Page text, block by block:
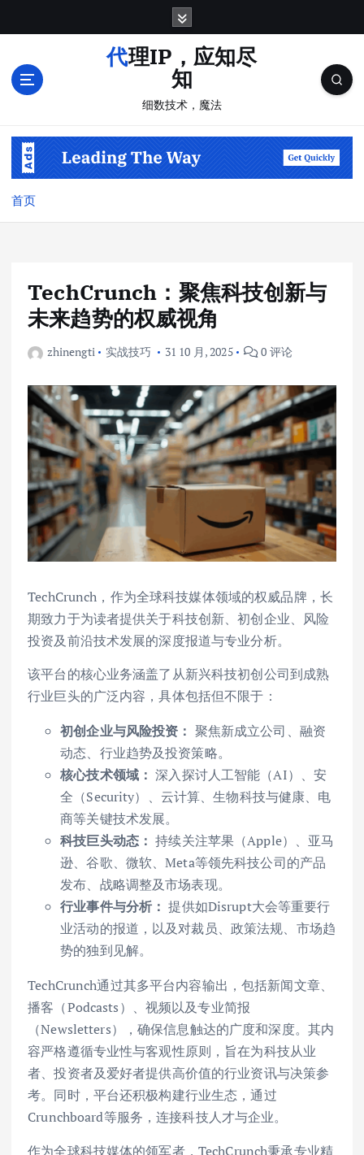
代理IP，应知尽
知
细数技术，魔法
首页
TechCrunch：聚焦科技创新与
未来趋势的权威视角
zhinengti 实战技巧 31 10 月, 2025 0 评论
TechCrunch，作为全球科技媒体领域的权威品牌，长
期致力于为读者提供关于科技创新、初创企业、风险
投资及前沿技术发展的深度报道与专业分析。
该平台的核心业务涵盖了从新兴科技初创公司到成熟
行业巨头的广泛内容，具体包括但不限于：
初创企业与风险投资： 聚焦新成立公司、融资
动态、行业趋势及投资策略。
核心技术领域： 深入探讨人工智能（AI）、安
全（Security）、云计算、生物科技与健康、电
商等关键技术发展。
科技巨头动态： 持续关注苹果（Apple）、亚马
逊、谷歌、微软、Meta等领先科技公司的产品
发布、战略调整及市场表现。
行业事件与分析： 提供如Disrupt大会等重要行
业活动的报道，以及对裁员、政策法规、市场趋
势的独到见解。
TechCrunch通过其多平台内容输出，包括新闻文章、
播客（Podcasts）、视频以及专业简报
（Newsletters），确保信息触达的广度和深度。其内
容严格遵循专业性与客观性原则，旨在为科技从业
者、投资者及爱好者提供高价值的行业资讯与决策参
考。同时，平台还积极构建行业生态，通过
Crunchboard等服务，连接科技人才与企业。
作为全球科技媒体的领军者，TechCrunch秉承专业精